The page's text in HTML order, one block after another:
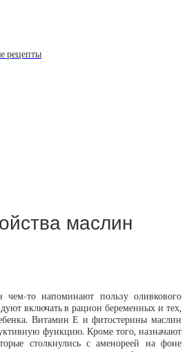
рецепты
маслин
чем-то напоминают пользу оливкового
включать в рацион беременных и тех,
Витамин Е и фитостерины маслин
функцию. Кроме того, назначают
столкнулись с аменореей на фоне